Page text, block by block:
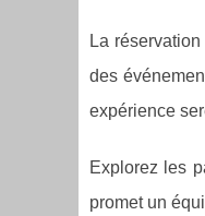
La
des
expérience
Explorez les
promet un